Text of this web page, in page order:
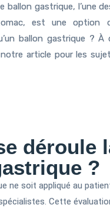
ballon gastrique, l’une
est une option
ballon gastrique ?
article pour les
déroule
?
ne soit appliqué au
Cette